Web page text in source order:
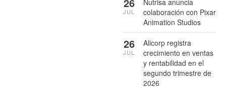
Nutrisa anuncia
colaboración con Pixar
Animation Studios
JUL
Alicorp registra
crecimiento en ventas
y rentabilidad en el
segundo trimestre de
2026
26
JUL